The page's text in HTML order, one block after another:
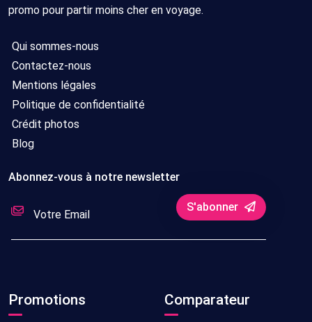
promo pour partir moins cher en voyage.
Qui sommes-nous
Contactez-nous
Mentions légales
Politique de confidentialité
Crédit photos
Blog
Abonnez-vous à notre newsletter
S'abonner
Promotions Comparateur